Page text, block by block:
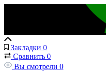
Закладки 0
Сравнить 0
Вы смотрели 0